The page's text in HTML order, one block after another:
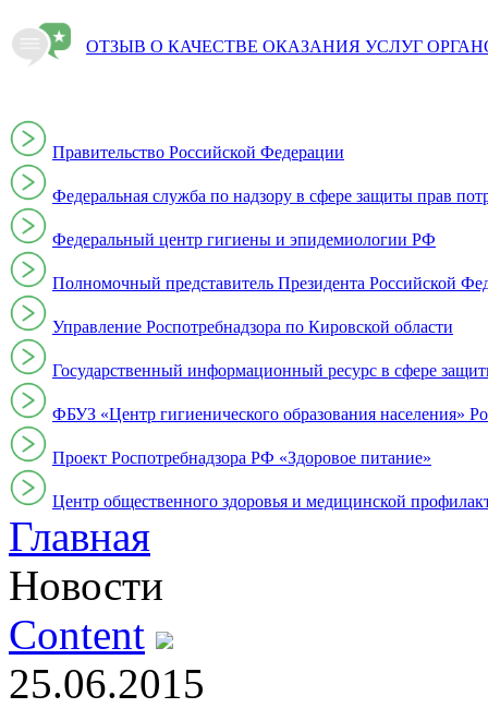
ОТЗЫВ О КАЧЕСТВЕ ОКАЗАНИЯ УСЛУГ
Правительство Российской Федерации
Федеральная служба по надзору в сфере защиты прав
Федеральный центр гигиены и эпидемиологии РФ
Полномочный представитель Президента Российской
Управление Роспотребнадзора по Кировской области
Государственный информационный ресурс в сфере
ФБУЗ «Центр гигиенического образования населения»
Проект Роспотребнадзора РФ «Здоровое питание»
Центр общественного здоровья и медицинской
Главная
Новости
Content
25.06.2015